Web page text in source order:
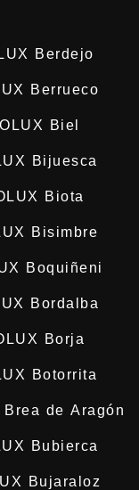
Berdejo
Berrueco
Biel
Bijuesca
Biota
Bisimbre
Boquiñeni
Bordalba
Borja
Botorrita
de Aragón
Bubierca
Bujaraloz